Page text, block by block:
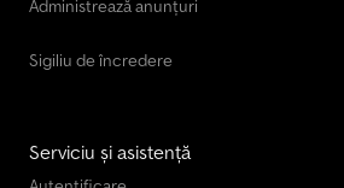
Administrează anunțuri
Sigiliu de încredere
Serviciu și asistență